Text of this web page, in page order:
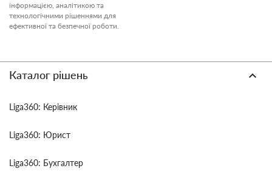
інформацією, аналітикою та
технологічними рішеннями для
ефективної та безпечної роботи.
Каталог рішень
Liga360: Керівник
Liga360: Юрист
Liga360: Бухгалтер